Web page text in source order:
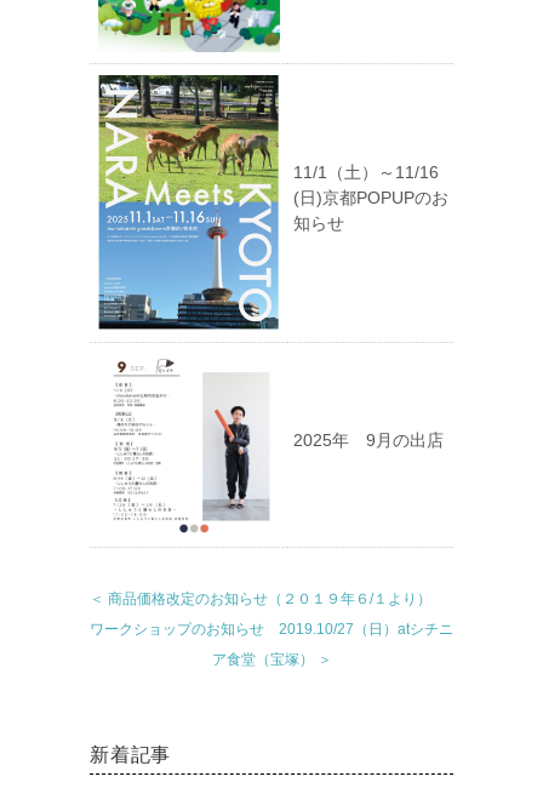
11/1（土）～11/16
(日)京都POPUPのお
知らせ
2025年 9月の出店
＜ 商品価格改定のお知らせ（２０１９年６/１より）
ワークショップのお知らせ 2019.10/27（日）atシチニ
ア食堂（宝塚） ＞
新着記事